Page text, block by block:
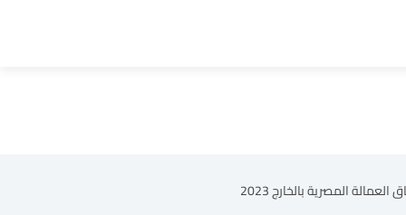
المصرية بالخارج 2023